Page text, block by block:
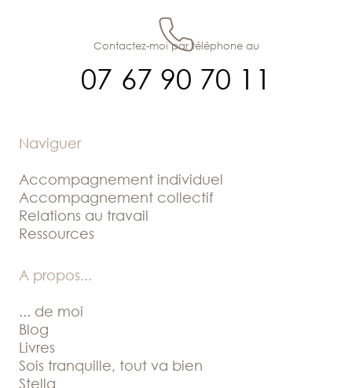
07 67 90 70 11
Contactez-moi par téléphone au
Naviguer
Accompagnement individuel
Accompagnement collectif
Relations au travail
Ressources
A propos...
... de moi
Blog
Livres
Sois tranquille, tout va bien
Stella